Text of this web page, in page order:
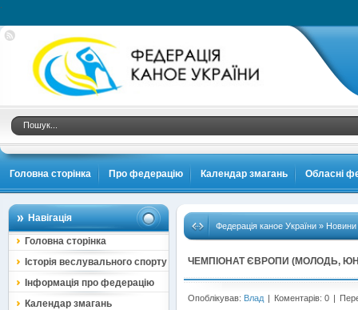
Головна сторінка Про федерацію Календар змагань Обласні
Навігація
Головна сторінка
Історія веслувального спорту
Інформація про федерацію
Календар змагань
Федерація каное України » Новини
ЧЕМПІОНАТ ЄВРОПИ (МОЛОДЬ,
Опоблікував: Влад | Коментарів: 0 |